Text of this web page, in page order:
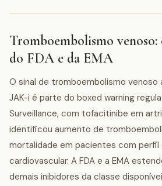
Tromboembolismo
do FDA e da EMA
O sinal de tromboembolismo venoso
JAK-i é parte do boxed warning
Surveillance, com tofacitinibe em
identificou aumento de
mortalidade em pacientes com perfil
cardiovascular. A FDA e a EMA
demais inibidores da classe